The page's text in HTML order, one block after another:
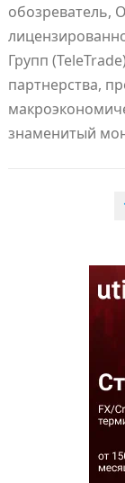
обозреватель,
Групп
партнерства,
знаменитый